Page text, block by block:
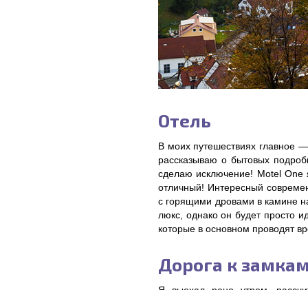
Отель
В моих путешествиях главное
рассказываю о бытовых
сделаю исключение! Motel One
отличный! Интересный
с горящими дровами в камине
люкс, однако он будет просто
которые в основном проводят
Дорога к